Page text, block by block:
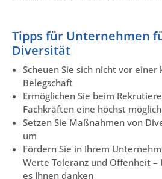
Tipps für Unternehmen
Diversität
Scheuen Sie sich nicht vor
Belegschaft
Ermöglichen Sie beim
Fachkräften eine höchst
Setzen Sie Maßnahmen von
um
Fördern Sie in Ihrem
Werte Toleranz und Offenheit –
es Ihnen danken